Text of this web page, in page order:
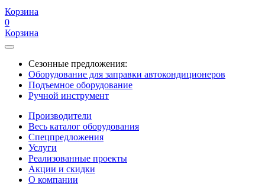
Корзина
0
Корзина
Сезонные предложения:
Оборудование для заправки автокондиционеров
Подъемное оборудование
Ручной инструмент
Производители
Весь каталог оборудования
Спецпредложения
Услуги
Реализованные проекты
Акции и скидки
О компании